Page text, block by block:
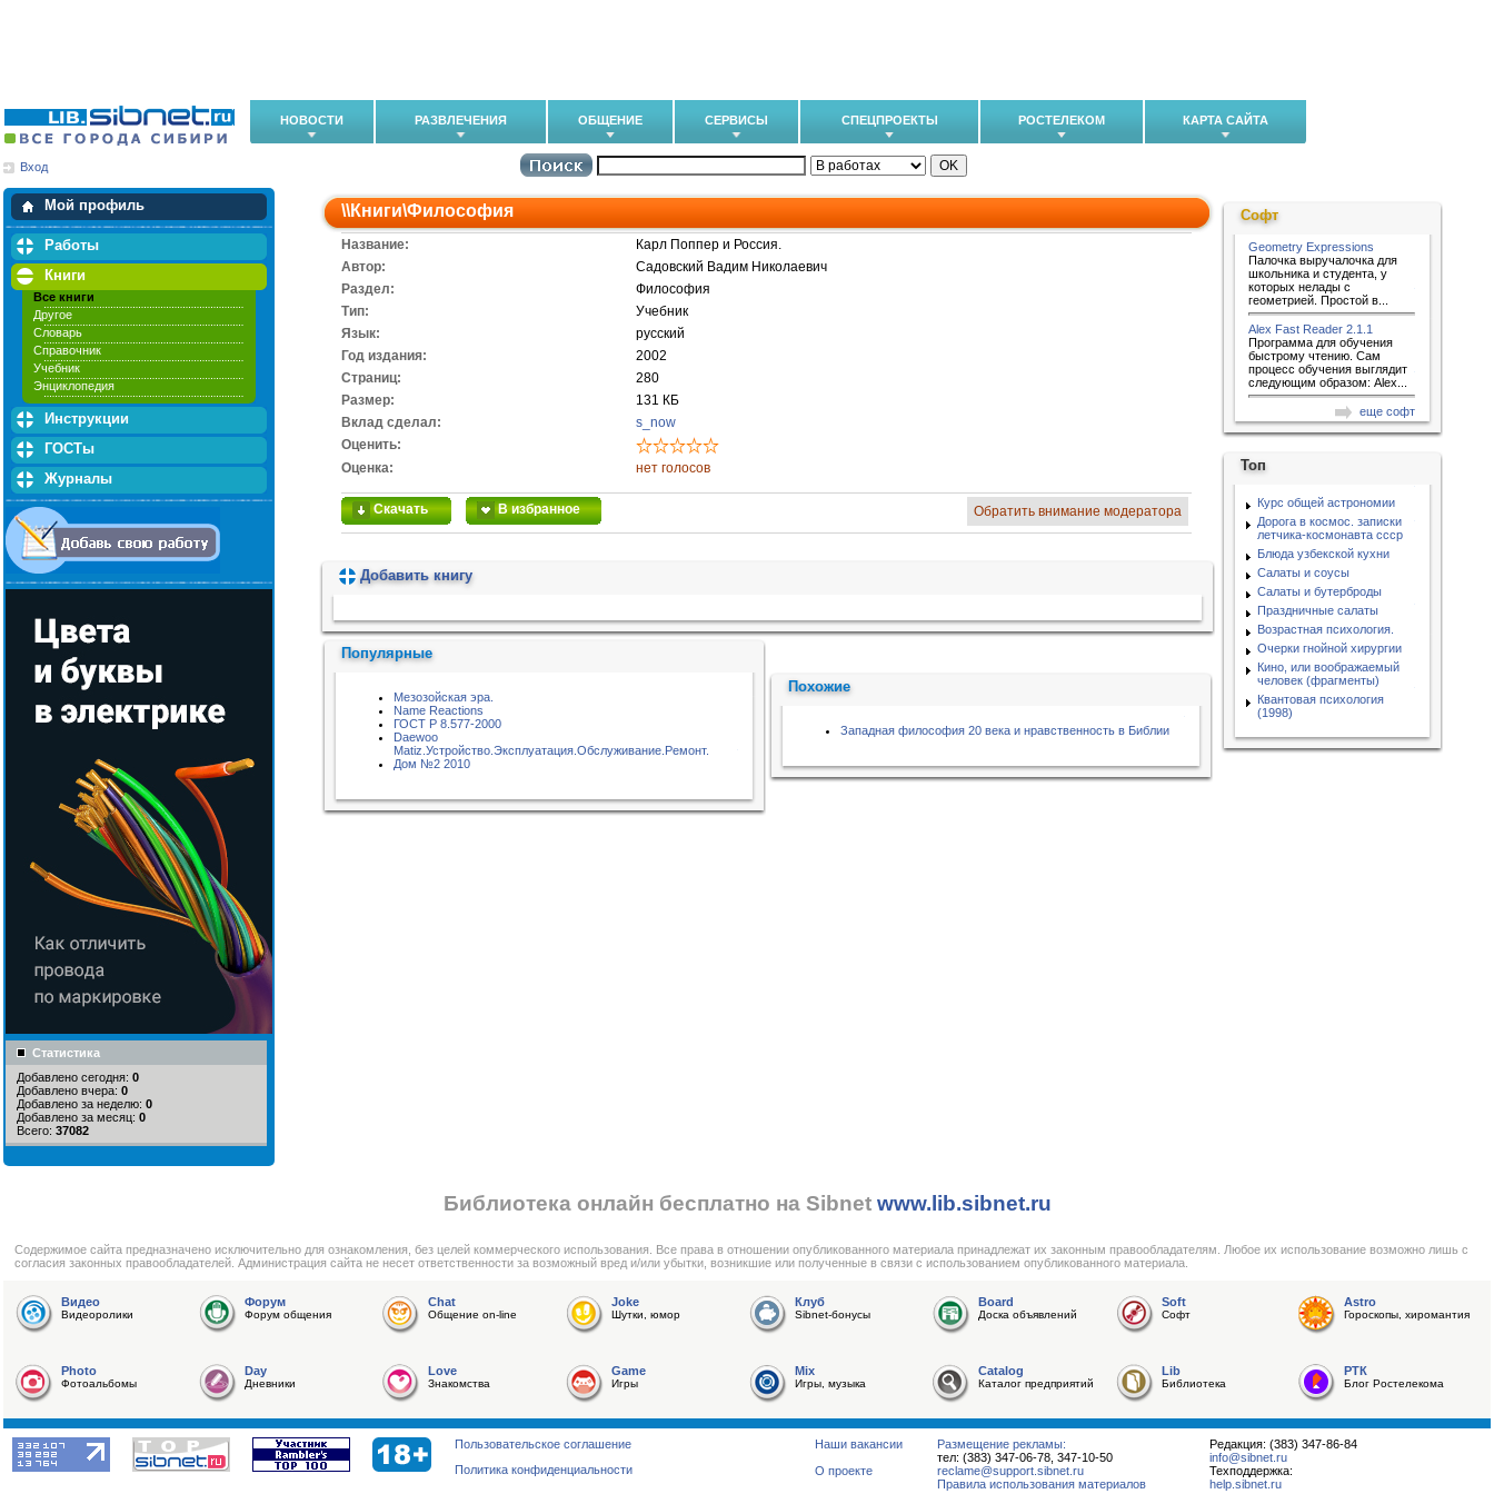
НОВОСТИ РАЗВЛЕЧЕНИЯ ОБЩЕНИЕ СЕРВИСЫ СПЕЦПРОЕКТЫ РОСТЕЛЕКОМ КАРТА САЙТА
Вход
Мой профиль
Мои закладки
Работы
Книги
Все книги
Другое
Словарь
Справочник
Учебник
Энциклопедия
Инструкции
ГОСТы
Журналы
Статистика
Добавлено сегодня: 0
Добавлено вчера: 0
Добавлено за неделю: 0
Добавлено за месяц: 0
Всего: 37082
\\Книги\Философия
Название:
Карл Поппер и Россия.
Автор:
Садовский Вадим Николаевич
Раздел:
Философия
Тип:
Учебник
Язык:
русский
Год издания:
2002
Cтраниц:
280
Размер:
131 КБ
Вклад сделал:
s_now
Оценить:
Оценка:
нет голосов
Скачать В избранное Обратить внимание модератора
Добавить книгу
Популярные
Мезозойская эра.
Name Reactions
ГОСТ Р 8.577-2000
Daewoo
Matiz.Устройство.Эксплуатация.Обслуживание.Ремонт.
Дом №2 2010
Похожие
Западная философия 20 века и нравственность в Библии
Софт
Geometry Expressions
Палочка выручалочка для
школьника и студента, у
которых нелады с
геометрией. Простой в...
Alex Fast Reader 2.1.1
Программа для обучения
быстрому чтению. Сам
процесс обучения выглядит
следующим образом: Alex...
еще софт
Топ
Курс общей астрономии
Дорога в космос. записки
летчика-космонавта ссср
Блюда узбекской кухни
Салаты и соусы
Салаты и бутерброды
Праздничные салаты
Возрастная психология.
Очерки гнойной хирургии
Кино, или воображаемый
человек (фрагменты)
Квантовая психология
(1998)
Библиотека онлайн бесплатно на Sibnet www.lib.sibnet.ru
Cодержимое сайта предназначено исключительно для ознакомления, без целей коммерческого использования. Все права в отношении опубликованного материала принадлежат их законным правообладателям. Любое их использование возможно лишь с
согласия законных правообладателей. Администрация сайта не несет ответственности за возможный вред и/или убытки, возникшие или полученные в связи с использованием опубликованного материала.
Видео
Видеоролики
Форум
Форум общения
Chat
Общение on-line
Joke
Шутки, юмор
Клуб
Sibnet-бонусы
Board
Доска объявлений
Soft
Софт
Astro
Гороскопы, хиромантия
Photo
Фотоальбомы
Day
Дневники
Love
Знакомства
Game
Игры
Mix
Игры, музыка
Catalog
Каталог предприятий
Lib
Библиотека
РТК
Блог Ростелекома
Редакция: (383) 347-86-84
info@sibnet.ru
Техподдержка:
help.sibnet.ru
Размещение рекламы:
тел: (383) 347-06-78, 347-10-50
reclame@support.sibnet.ru
Правила использования материалов
Наши вакансии
О проекте
Пользовательское соглашение
Политика конфиденциальности